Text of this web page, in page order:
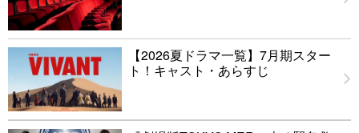
【2026夏ドラマ一覧】7月期スター
ト！キャスト・あらすじ